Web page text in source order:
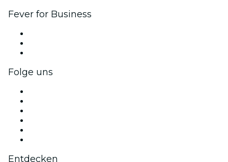
Fever for Business
Folge uns
Entdecken